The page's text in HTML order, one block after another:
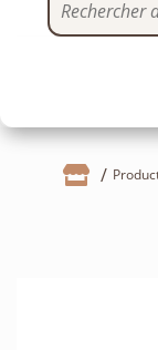
